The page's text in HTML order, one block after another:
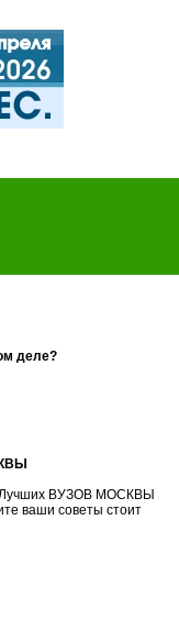
деле?
Лучших ВУЗОВ МОСКВЫ
ваши советы стоит